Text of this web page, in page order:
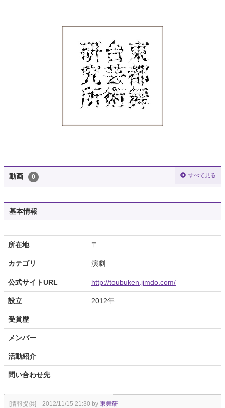
動画 0 すべて見る
基本情報
所在地 〒
カテゴリ 演劇
公式サイトURL http://toubuken.jimdo.com/
設立 2012年
受賞歴
メンバー
活動紹介
問い合わせ先
[情報提供] 2012/11/15 21:30 by 東舞研